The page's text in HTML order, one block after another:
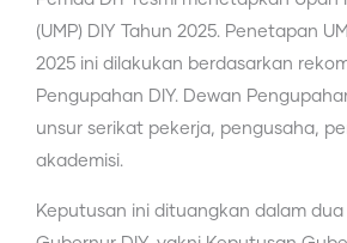
(UMP) DIY Tahun 2025. Penetapan
2025 ini dilakukan berdasarkan
Pengupahan DIY. Dewan
unsur serikat pekerja, pengusaha,
akademisi.
Keputusan ini dituangkan dalam